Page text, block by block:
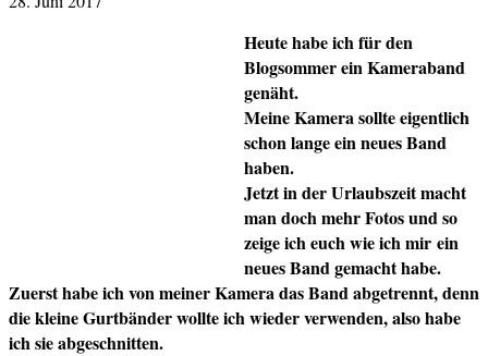
Heute habe ich für den
Blogsommer ein Kameraband
genäht.
Meine Kamera sollte eigentlich
schon lange ein neues Band
haben.
Jetzt in der Urlaubszeit macht
man doch mehr Fotos und so
zeige ich euch wie ich mir ein
neues Band gemacht habe.
Zuerst habe ich von meiner Kamera das Band abgetrennt, denn
die kleine Gurtbänder wollte ich wieder verwenden, also habe
ich sie abgeschnitten.